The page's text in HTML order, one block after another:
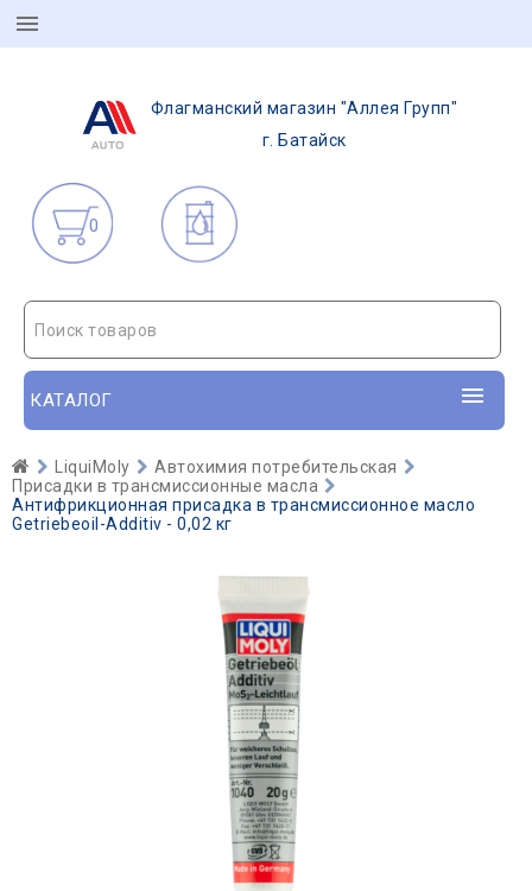
Флагманский магазин "Аллея Групп"
г. Батайск
0
Поиск товаров
КАТАЛОГ
LiquiMoly
Автохимия потребительская
Присадки в трансмиссионные масла
Антифрикционная присадка в трансмиссионное масло
Getriebeoil-Additiv - 0,02 кг